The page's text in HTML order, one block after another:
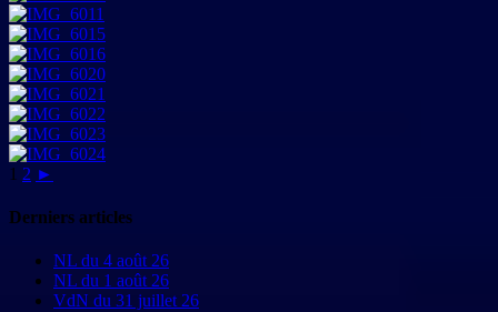
1 2 ►
Derniers articles
NL du 4 août 26
NL du 1 août 26
VdN du 31 juillet 26